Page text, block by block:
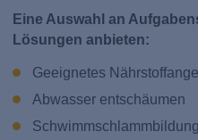
Eine Auswahl an
Lösungen anbieten:
Geeignetes
Abwasser entschäumen